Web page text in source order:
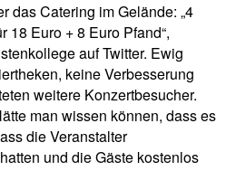
das Catering im Gelände: „4
18 Euro + 8 Euro Pfand“,
auf Twitter. Ewig
keine Verbesserung
weitere Konzertbesucher.
man wissen können, dass es
die Veranstalter
und die Gäste kostenlos